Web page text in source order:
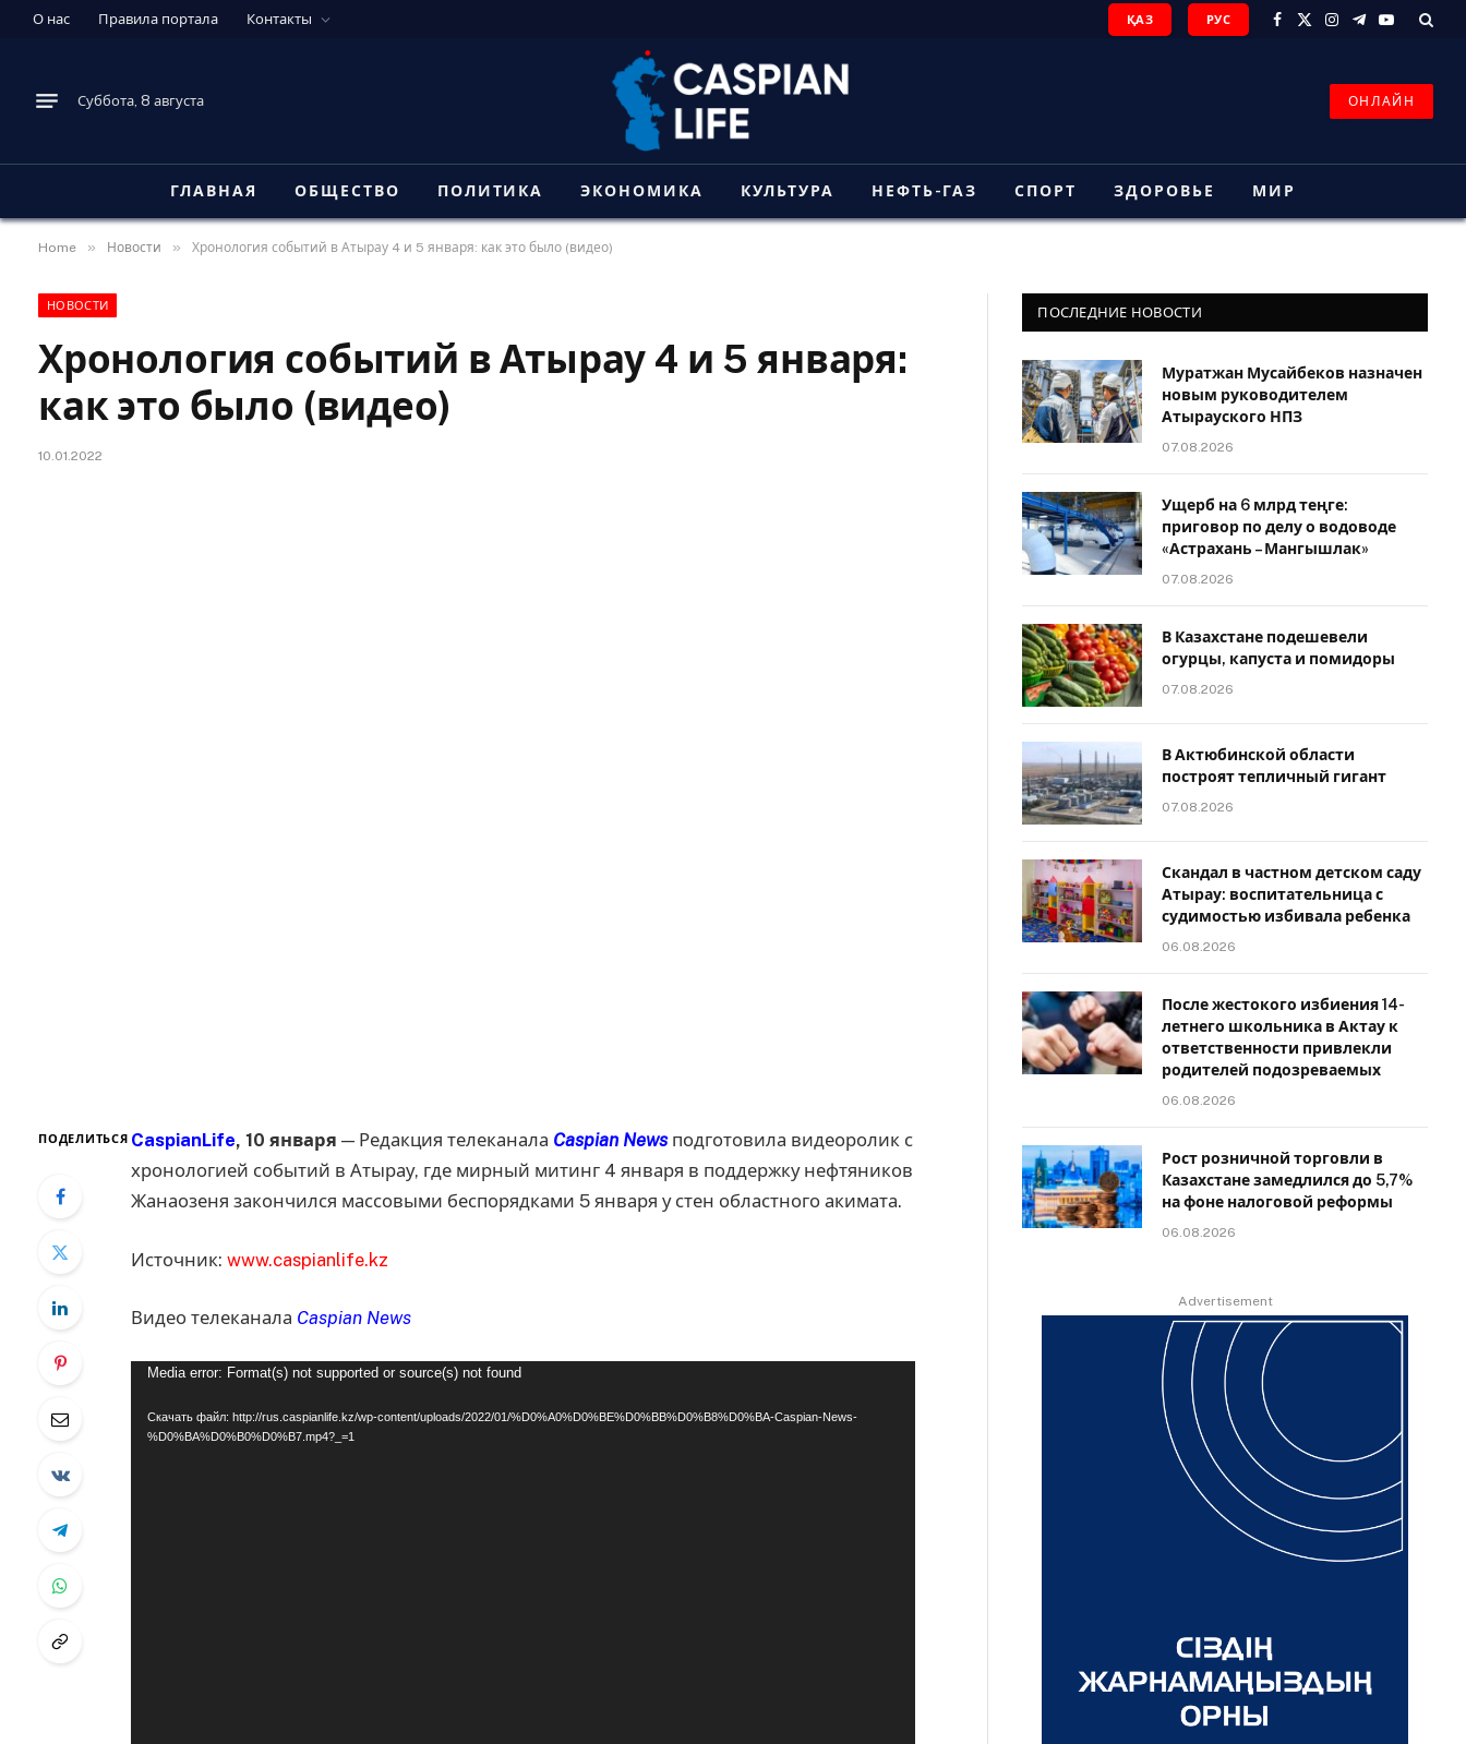
О нас Правила портала Контакты ҚАЗ РУС
Facebook
X
Instagram
Telegram
YouTube
Суббота, 8 августа ОНЛАЙН
ГЛАВНАЯ ОБЩЕСТВО ПОЛИТИКА ЭКОНОМИКА КУЛЬТУРА НЕФТЬ-ГАЗ СПОРТ ЗДОРОВЬЕ МИР
Home » Новости » Хронология событий в Атырау 4 и 5 января: как это было (видео)
НОВОСТИ
Хронология событий в Атырау 4 и 5 января:
как это было (видео)
10.01.2022
ПОДЕЛИТЬСЯ CaspianLife, 10 января — Редакция телеканала Caspian Newsподготовила видеоролик с
хронологией событий в Атырау, где мирный митинг 4 января в поддержку нефтяников
Жанаозеня закончился массовыми беспорядками 5 января у стен областного акимата.
Источник: www.caspianlife.kz
Видео телеканала Caspian News
Видеоплеер
Media error: Format(s) not supported or source(s) not found
Скачать файл: http://rus.caspianlife.kz/wp-content/uploads/2022/01/%D0%A0%D0%BE%D0%BB%D0%B8%D0%BA-Caspian-News-
%D0%BA%D0%B0%D0%B7.mp4?_=1
ПОСЛЕДНИЕ НОВОСТИ
Муратжан Мусайбеков назначен
новым руководителем
Атырауского НПЗ
07.08.2026
Ущерб на 6 млрд теңге:
приговор по делу о водоводе
«Астрахань – Мангышлак»
07.08.2026
В Казахстане подешевели
огурцы, капуста и помидоры
07.08.2026
В Актюбинской области
построят тепличный гигант
07.08.2026
Скандал в частном детском саду
Атырау: воспитательница с
судимостью избивала ребенка
06.08.2026
После жестокого избиения 14-
летнего школьника в Актау к
ответственности привлекли
родителей подозреваемых
06.08.2026
Рост розничной торговли в
Казахстане замедлился до 5,7%
на фоне налоговой реформы
06.08.2026
Advertisement